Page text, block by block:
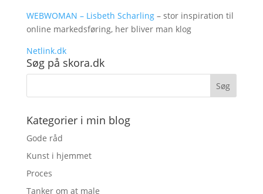
WEBWOMAN – Lisbeth Scharling– stor inspiration til
online markedsføring, her bliver man klog
Netlink.dk
Søg på skora.dk
Kategorier i min blog
Gode råd
Kunst i hjemmet
Proces
Tanker om at male